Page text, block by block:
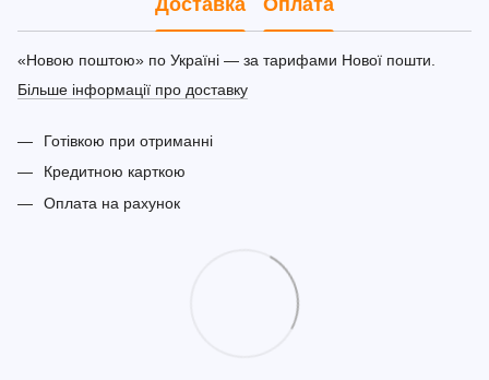
Доставка Оплата
«Новою поштою» по Україні — за тарифами Нової пошти.
Більше інформації про доставку
Готівкою при отриманні
Кредитною карткою
Оплата на рахунок